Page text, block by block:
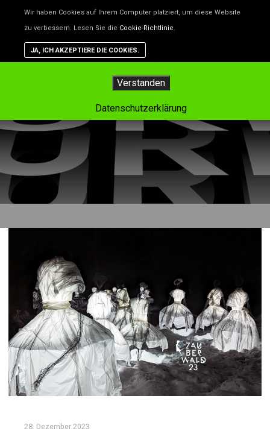
Tag-Archiv:lenzerheide
28. Dezember 2023
Wir haben Cookies auf Ihrem Computer platziert, um diese Website
zu verbessern. Lesen Sie die Cookie-Richtlinie.
JA, ICH AKZEPTIERE DIE COOKIES.
Unsere Website benutzt Cookies – das sind kleine Dateien,
helfen, die Website besser zu machen. Wenn du nicht willst,
Browser einstellen. Aber dann funktioniert vielleicht nicht
auf der Website so, wie es soll.
Verstanden
Datenschutzerklärung